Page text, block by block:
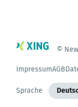
©
ImpressumAGB
Sprache